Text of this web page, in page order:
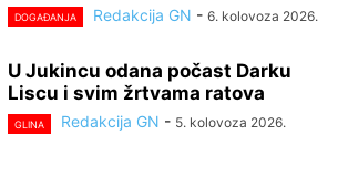
DOGAĐANJA Redakcija GN - 6. kolovoza 2026.
U Jukincu odana počast Darku
Liscu i svim žrtvama ratova
GLINA Redakcija GN - 5. kolovoza 2026.